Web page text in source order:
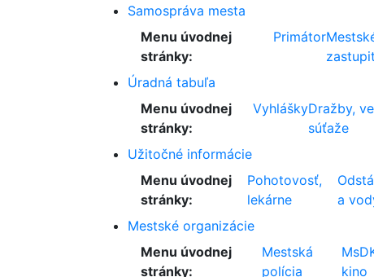
Samospráva mesta
Menu úvodnej
stránky:
Primátor
Úradná tabuľa
Menu úvodnej
stránky:
VyhláškyDražby,
súťaže
Užitočné informácie
Menu úvodnej
stránky:
Pohotovosť,
lekárne
a
Mestské organizácie
Menu úvodnej
stránky:
Mestská
polícia
kino